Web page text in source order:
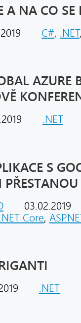
A NA CO SE
C#, .NET
AZURE
.NET
S
03.02.2019
.NET Core,
.NET